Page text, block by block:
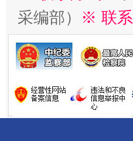
采编部） ※ 联系